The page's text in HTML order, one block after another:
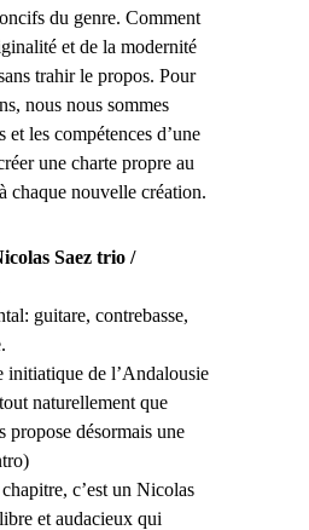
du genre. Comment
et de la modernité
trahir le propos. Pour
nous nous sommes
et les compétences d’une
une charte propre au
chaque nouvelle création.
Saez trio /
guitare, contrebasse,
initiatique de l’Andalousie
naturellement que
propose désormais une
c’est un Nicolas
et audacieux qui